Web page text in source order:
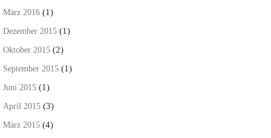
März 2016 (1)
Dezember 2015 (1)
Oktober 2015 (2)
September 2015 (1)
Juni 2015 (1)
April 2015 (3)
März 2015 (4)